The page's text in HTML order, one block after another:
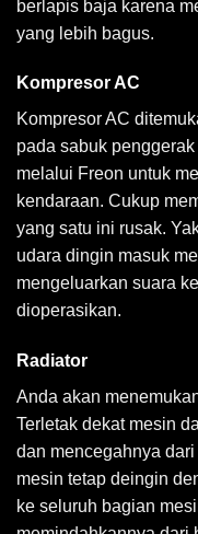
berlapis baja karena
yang lebih bagus.
Kompresor AC
Kompresor AC
pada sabuk
melalui Freon untuk
kendaraan. Cukup
yang satu ini rusak.
udara dingin masuk
mengeluarkan suara
dioperasikan.
Radiator
Anda akan
Terletak dekat mesin
dan mencegahnya
mesin tetap deingin
ke seluruh bagian